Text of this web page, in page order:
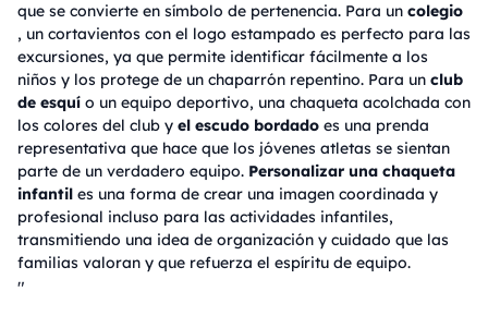
que se convierte en símbolo de pertenencia. Para un colegio
, un cortavientos con el logo estampado es perfecto para las
excursiones, ya que permite identificar fácilmente a los
niños y los protege de un chaparrón repentino. Para un club
de esquí o un equipo deportivo, una chaqueta acolchada con
los colores del club y el escudo bordado es una prenda
representativa que hace que los jóvenes atletas se sientan
parte de un verdadero equipo. Personalizar una chaqueta
infantil es una forma de crear una imagen coordinada y
profesional incluso para las actividades infantiles,
transmitiendo una idea de organización y cuidado que las
familias valoran y que refuerza el espíritu de equipo.
"